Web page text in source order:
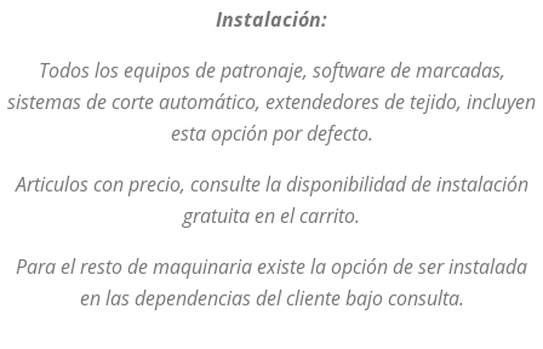
Instalación:
Todos los equipos de patronaje, software de marcadas,
sistemas de corte automático, extendedores de tejido, incluyen
esta opción por defecto.
Articulos con precio, consulte la disponibilidad de instalación
gratuita en el carrito.
Para el resto de maquinaria existe la opción de ser instalada
en las dependencias del cliente bajo consulta.